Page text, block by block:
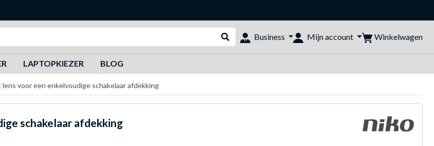
Webshop doorzoeken
Business Mijn account Winkelwagen
LAPTOPKIEZER BLOG
voor een enkelvoudige schakelaar afdekking
schakelaar afdekking